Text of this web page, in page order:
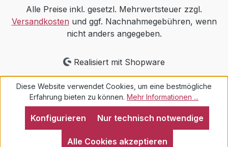
Alle Preise inkl. gesetzl. Mehrwertsteuer zzgl.
Versandkostenund ggf. Nachnahmegebühren, wenn
nicht anders angegeben.
Realisiert mit Shopware
Diese Website verwendet Cookies, um eine bestmögliche
Erfahrung bieten zu können. Mehr Informationen ...
Nur technisch notwendige
Konfigurieren
Alle Cookies akzeptieren